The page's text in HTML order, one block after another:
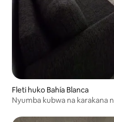
Fleti huko Bahía Blanca
Nyumba kubwa na karakana